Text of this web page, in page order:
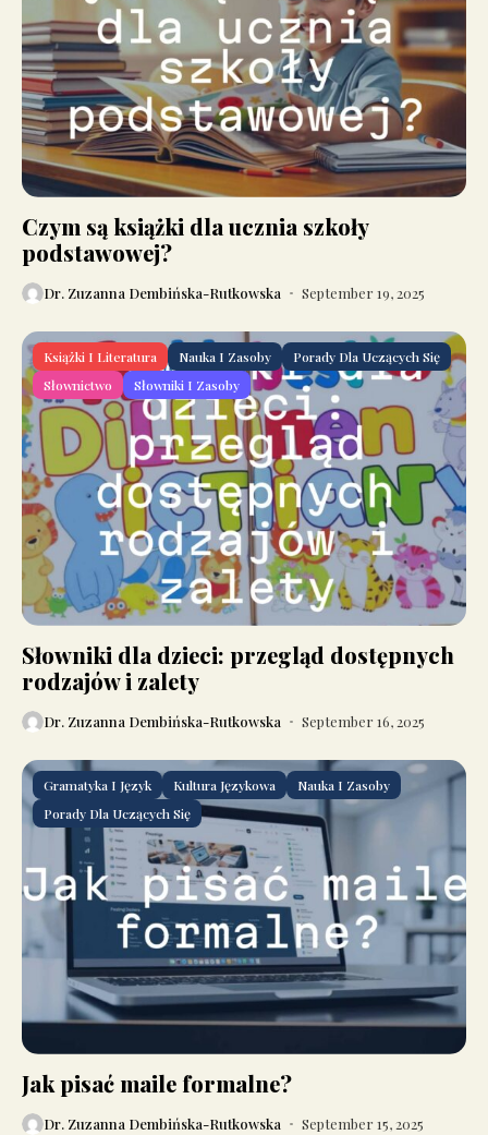
Czym są książki dla ucznia szkoły
podstawowej?
Dr. Zuzanna Dembińska-Rutkowska September 19, 2025
Książki I Literatura Nauka I Zasoby
Porady Dla Uczących Się
Słownictwo
Słowniki I Zasoby
Słowniki dla dzieci: przegląd dostępnych
rodzajów i zalety
Dr. Zuzanna Dembińska-Rutkowska September 16, 2025
Gramatyka I Język Kultura Językowa
Nauka I Zasoby
Porady Dla Uczących Się
Jak pisać maile formalne?
Dr. Zuzanna Dembińska-Rutkowska September 15, 2025